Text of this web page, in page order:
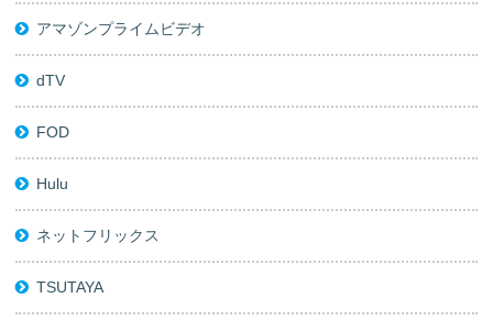
アマゾンプライムビデオ
dTV
FOD
Hulu
ネットフリックス
TSUTAYA